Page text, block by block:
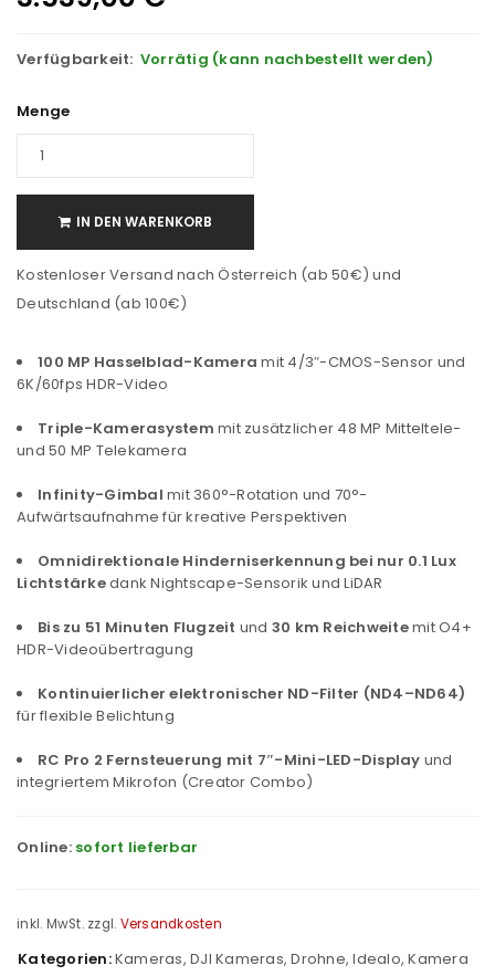
Verfügbarkeit: Vorrätig (kann nachbestellt werden)
Menge
IN DEN WARENKORB
Kostenloser Versand nach Österreich (ab 50€) und
Deutschland (ab 100€)
100 MP Hasselblad-Kamera mit 4/3″-CMOS-Sensor und
6K/60fps HDR-Video
Triple-Kamerasystem mit zusätzlicher 48 MP Mitteltele-
und 50 MP Telekamera
Infinity-Gimbal mit 360°-Rotation und 70°-
Aufwärtsaufnahme für kreative Perspektiven
Omnidirektionale Hinderniserkennung bei nur 0.1 Lux
Lichtstärkedank Nightscape-Sensorik und LiDAR
Bis zu 51 Minuten Flugzeit und 30 km Reichweitemit O4+
HDR-Videoübertragung
Kontinuierlicher elektronischer ND-Filter (ND4–ND64)
für flexible Belichtung
RC Pro 2 Fernsteuerung mit 7″-Mini-LED-Display und
integriertem Mikrofon (Creator Combo)
Online: sofort lieferbar
inkl. MwSt. zzgl. Versandkosten
Kategorien:Kameras, DJI Kameras,Drohne,Idealo,Kamera